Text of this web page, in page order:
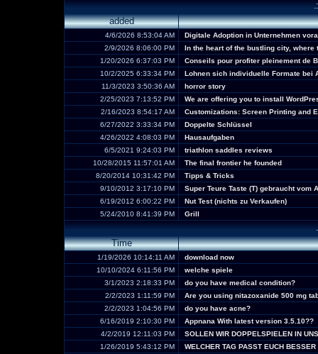
added
4/6/2026 8:53:04 AM
Digitale Adoption in Unternehmen
2/9/2026 8:06:00 PM
In the heart of the bustling city,
1/20/2026 6:37:03 PM
Conseils pour profiter pleinement de
10/2/2025 6:33:34 PM
Lohnen sich individuelle Formate bei
11/3/2023 3:50:36 AM
horror story
2/25/2023 7:13:52 PM
We are offering you to install
2/16/2023 8:54:17 AM
Customizations: Screen Printing and
6/27/2022 3:33:34 PM
Doppelte Schlüssel
4/26/2022 4:08:03 PM
Hausaufgaben
6/5/2021 9:24:03 PM
triathlon saddles reviews
10/28/2015 11:57:01 AM
The final frontier he founded
8/20/2014 10:31:42 PM
Tipps & Tricks
9/10/2012 3:17:10 PM
Super Teure Taste (T) gebraucht vom
6/19/2012 6:00:22 PM
Nut Test (nichts zu Verkaufen)
5/24/2010 8:41:39 PM
Grill
Time
1/19/2026 10:14:11 AM
download now
10/10/2024 6:11:56 PM
welche spiele
3/1/2023 2:18:33 PM
do you have medical condition?
2/2/2023 1:11:59 PM
Are you using nitazoxanide 500 mg
2/2/2023 1:04:56 PM
do you have acne?
6/16/2019 2:10:30 PM
Appnana With latest version 3.5.10??
4/2/2019 12:11:03 PM
SOLLEN WIR DOPPELSPIELEN IN
1/26/2019 5:43:12 PM
WELCHER TAG PASST EUCH BESSER